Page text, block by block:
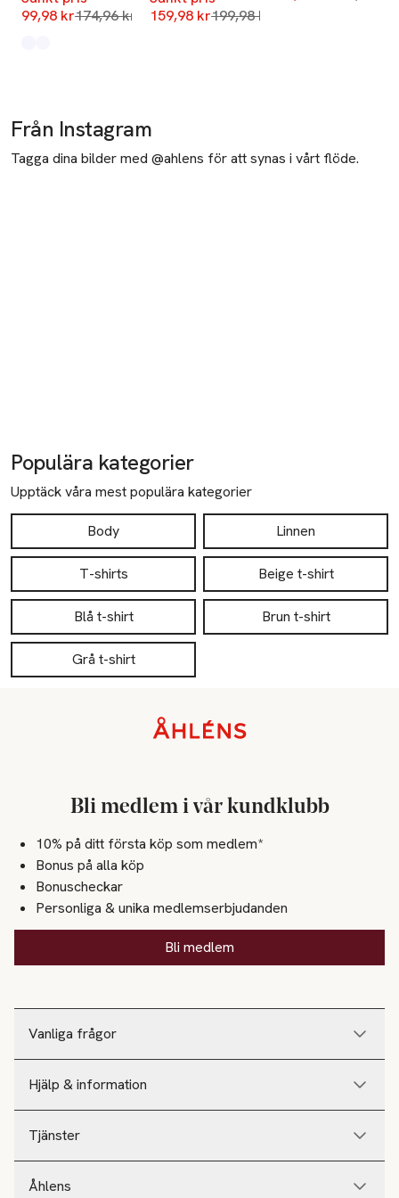
99,98 krLägsta pris 30 dagar
174,96 kr
159,98 krLägsta pris 30 dagar
199,98 kr
Från Instagram
Tagga dina bilder med @ahlens för att synas i vårt flöde.
Populära kategorier
Upptäck våra mest populära kategorier
Body Linnen
T-shirts Beige t-shirt
Blå t-shirt Brun t-shirt
Grå t-shirt
Vanliga frågor
Hjälp & information
Tjänster
Åhlens
Bli medlem i vår kundklubb
10% på ditt första köp som medlem*
Bonus på alla köp
Bonuscheckar
Personliga & unika medlemserbjudanden
Bli medlem